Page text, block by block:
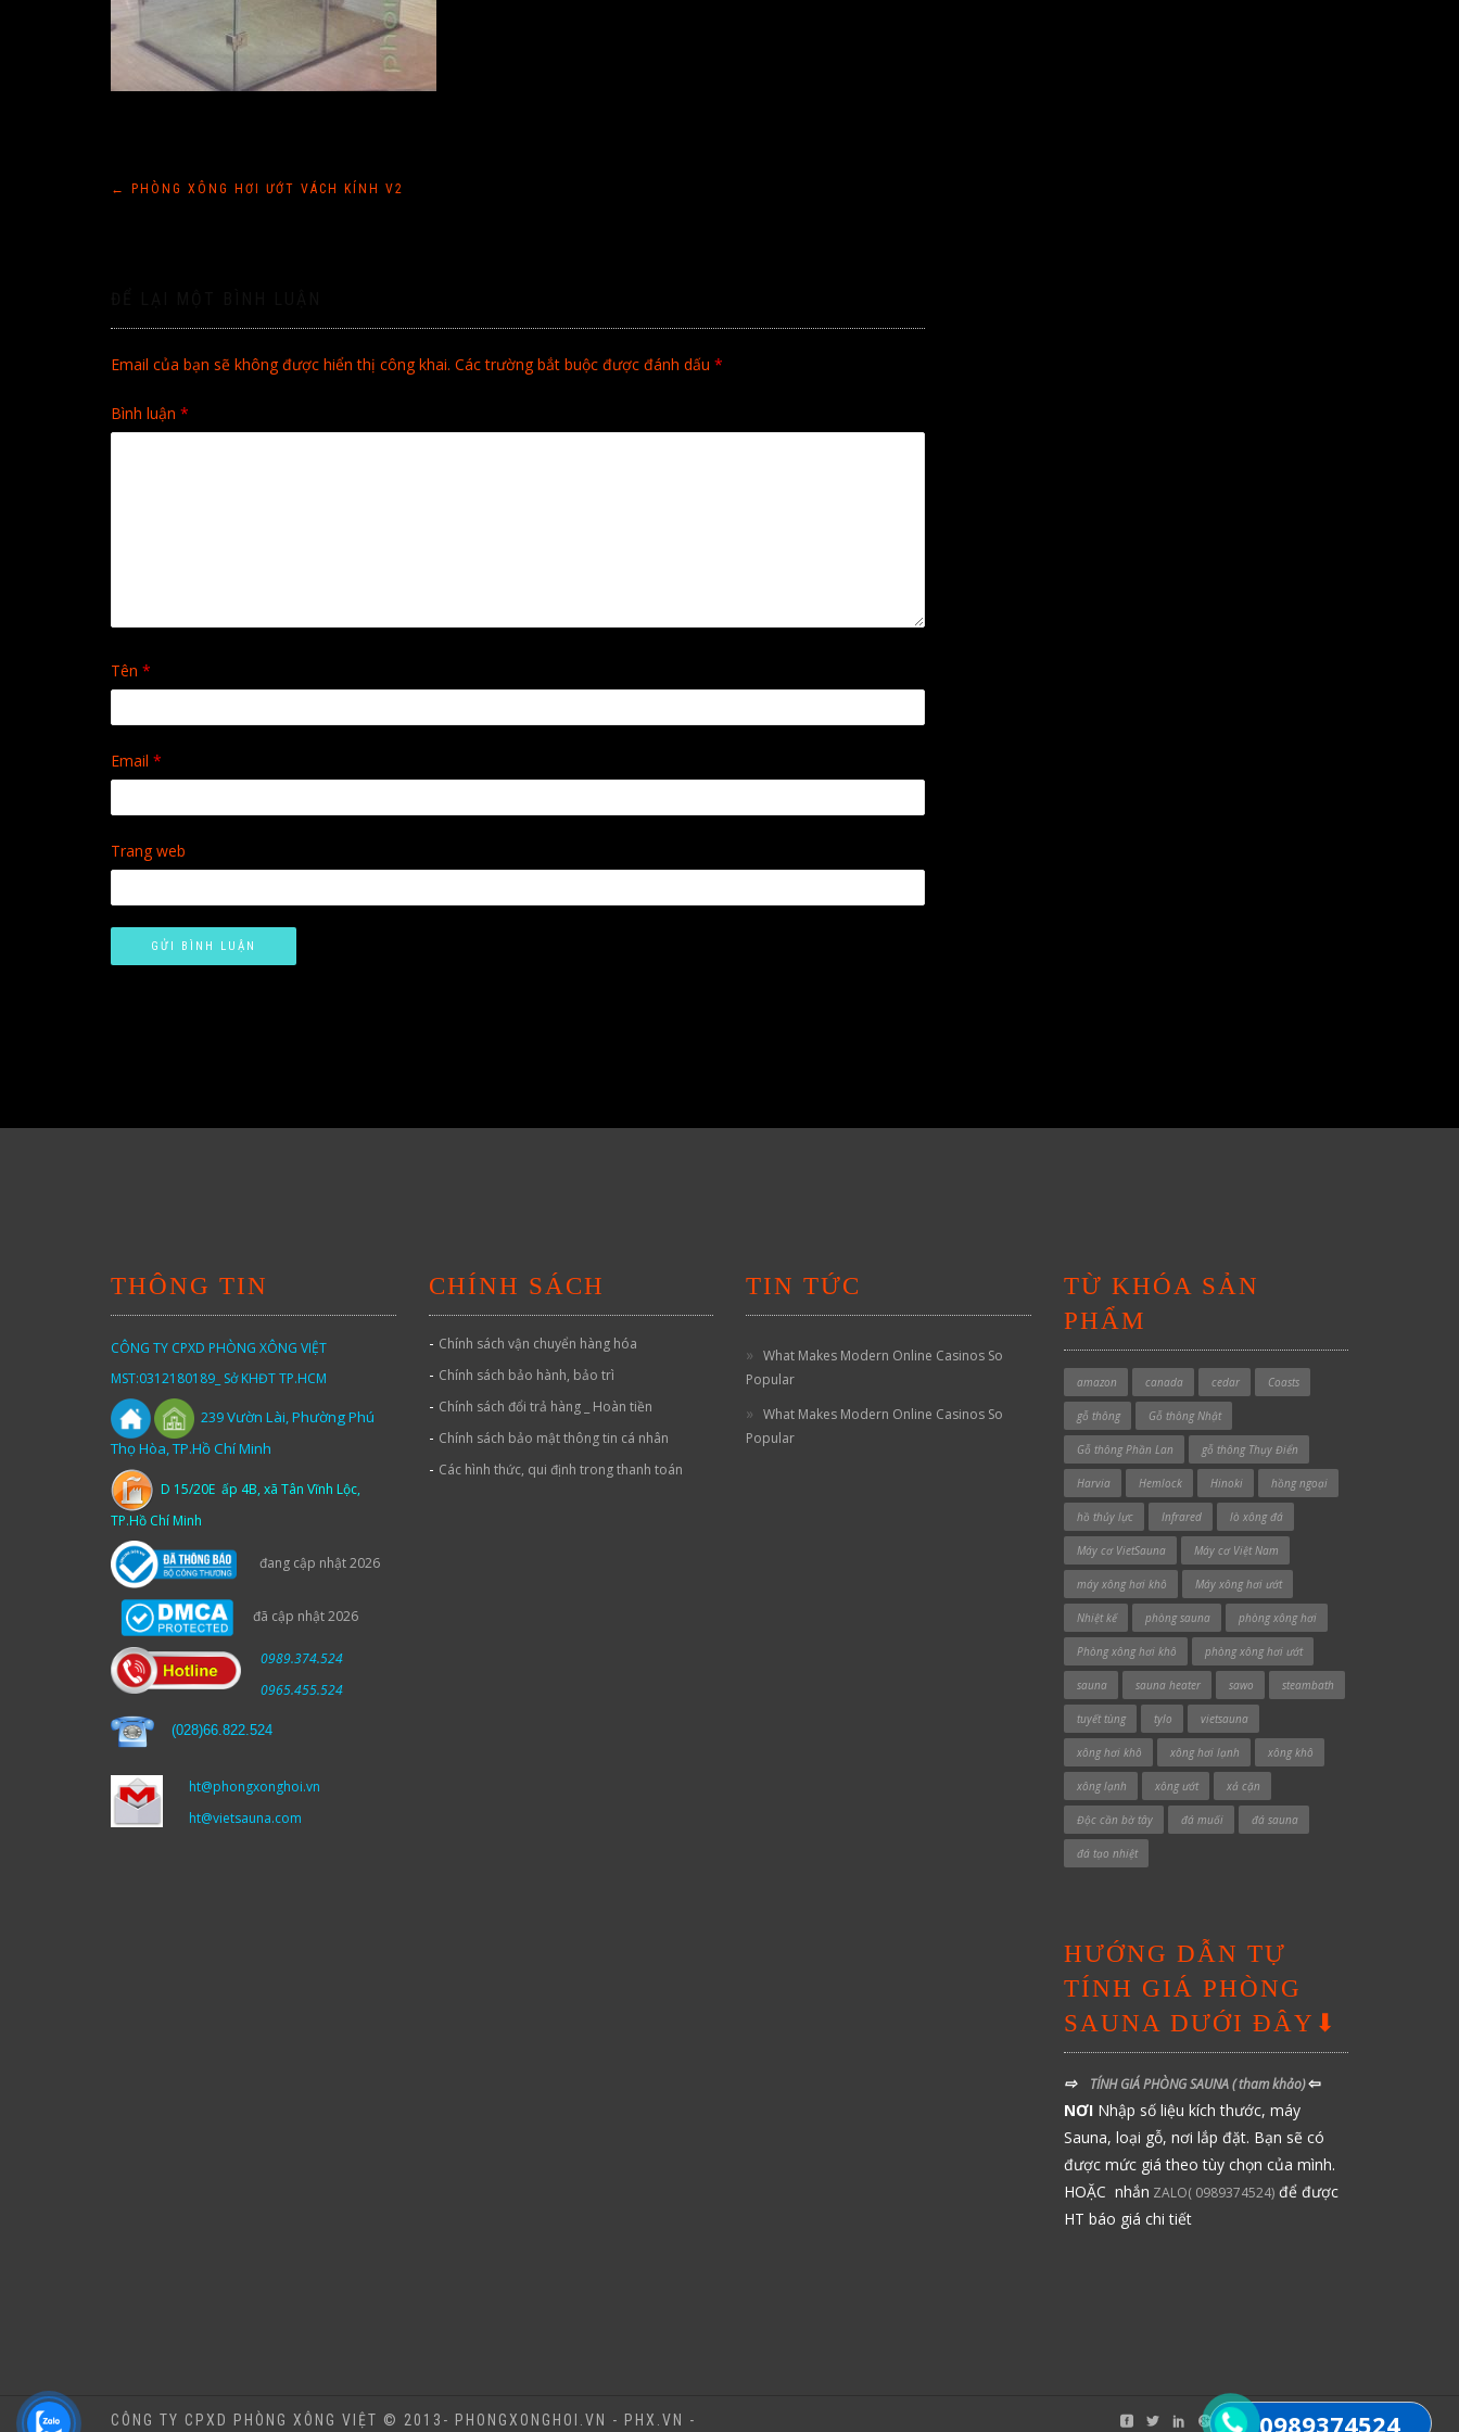
0989374524
Điều
viết
← PHÒNG XÔNG HƠI ƯỚT VÁCH KÍNH V2
Email của bạn sẽ không được hiển thị công khai. Các trường bắt buộc được đánh dấu *
Bình luận *
Tên *
Email *
Trang web
THÔNG TIN
CÔNG TY CPXD PHÒNG XÔNG VIỆT
MST:0312180189_ Sở KHĐT TP.HCM
239Vườn Lài,Phường Phú
Thọ Hòa, TP.Hồ Chí Minh
D 15/20E ấp 4B, xã Tân Vĩnh Lộc,
TP.Hồ Chí Minh
đang cập nhật 2026
đã cập nhật 2026
0989.374.524
0965.455.524
(028)66.822.524
ht@phongxonghoi.vn
ht@vietsauna.com
CHÍNH SÁCH
- Chính sách vận chuyển hàng hóa
- Chính sách bảo hành, bảo trì
- Chính sách đổi trả hàng _ Hoàn tiền
- Chính sách bảo mật thông tin cá nhân
- Các hình thức, qui định trong thanh toán
TIN TỨC
What Makes Modern Online Casinos So
Popular
What Makes Modern Online Casinos So
Popular
TỪ KHÓA SẢN
PHẨM
amazon canada cedar Coasts
gỗ thông Gỗ thông Nhật
Gỗ thông Phần Lan gỗ thông Thụy Điển
Harvia Hemlock Hinoki hồng ngoại
hồ thủy lực Infrared lò xông đá
Máy cơ VietSauna Máy cơ Việt Nam
máy xông hơi khô Máy xông hơi ướt
Nhiệt kế phòng sauna phòng xông hơi
Phòng xông hơi khô phòng xông hơi ướt
sauna sauna heater sawo steambath
tuyết tùng tylo vietsauna
xông hơi khô xông hơi lạnh xông khô
xông lạnh xông ướt xả cặn
Độc cần bờ tây đá muối đá sauna
đá tạo nhiệt
HƯỚNG DẪN TỰ
TÍNH GIÁ PHÒNG
SAUNA DƯỚI ĐÂY⬇
⇨ TÍNH GIÁ PHÒNG SAUNA( tham khảo)⇦
NƠI Nhập số liệu kích thước, máy
Sauna, loại gỗ, nơi lắp đặt. Bạn sẽ có
được mức giá theo tùy chọn của mình.
HOẶC nhắn ZALO( 0989374524)để được
HT báo giá chi tiết
CÔNG TY CPXD PHÒNG XÔNG VIỆT © 2013- PHONGXONGHOI.VN - PHX.VN -